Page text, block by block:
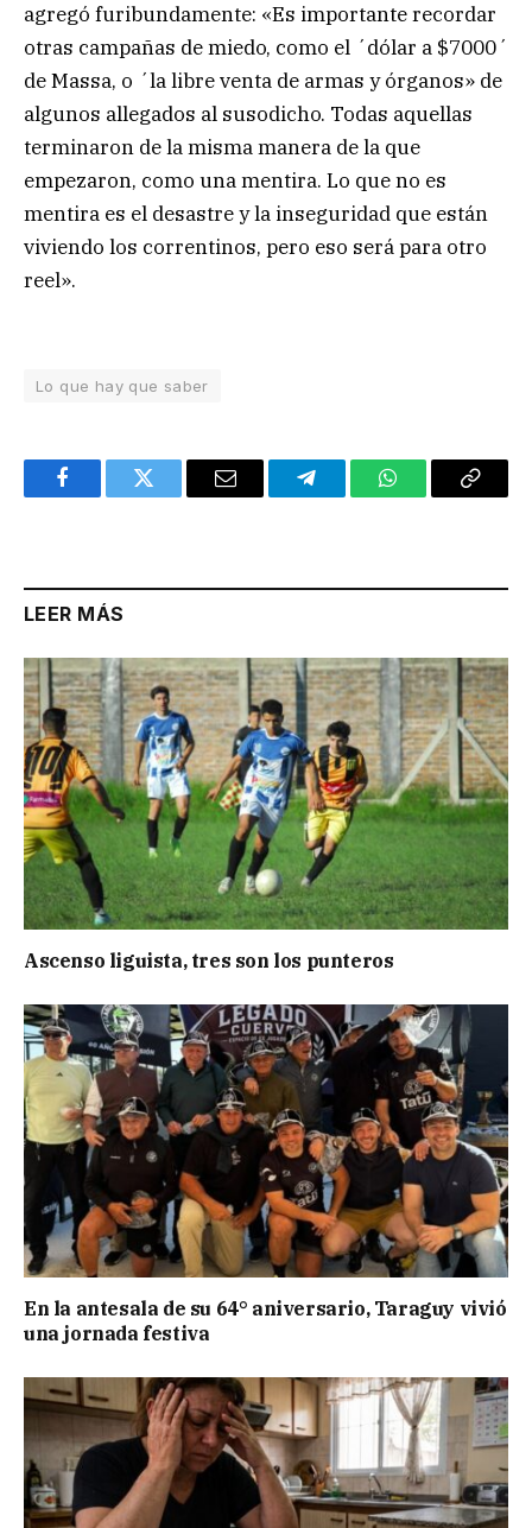
agregó furibundamente: «Es importante recordar
otras campañas de miedo, como el ´dólar a $7000´
de Massa, o ´la libre venta de armas y órganos» de
algunos allegados al susodicho. Todas aquellas
terminaron de la misma manera de la que
empezaron, como una mentira. Lo que no es
mentira es el desastre y la inseguridad que están
viviendo los correntinos, pero eso será para otro
reel».
Lo que hay que saber
FacebookTwitter Email TelegramWhatsAppCopy
LEER MÁS
Ascenso liguista, tres son los punteros
En la antesala de su 64° aniversario, Taraguy vivió
una jornada festiva